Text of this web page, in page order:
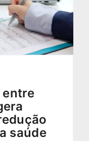
saúde